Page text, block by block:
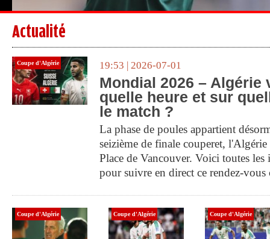
Actualité
Coupe d'Algérie 19:53 | 2026-07-01
Mondial 2026 – Algérie
quelle heure et sur
le match ?
La phase de poules appartient
seizième de finale couperet,
Place de Vancouver. Voici toutes
pour suivre en direct ce rendez-vous
Coupe d'Algérie Coupe d'Algérie Coupe d'Algérie